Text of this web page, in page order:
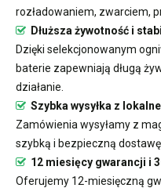
rozładowaniem, zwarciem,
Dłuższa żywotność i
Dzięki selekcjonowanym
baterie zapewniają długą
działanie.
Szybka wysyłka z
Zamówienia wysyłamy z
szybką i bezpieczną dostawę.
12 miesięcy gwarancji i
Oferujemy 12-miesięczną